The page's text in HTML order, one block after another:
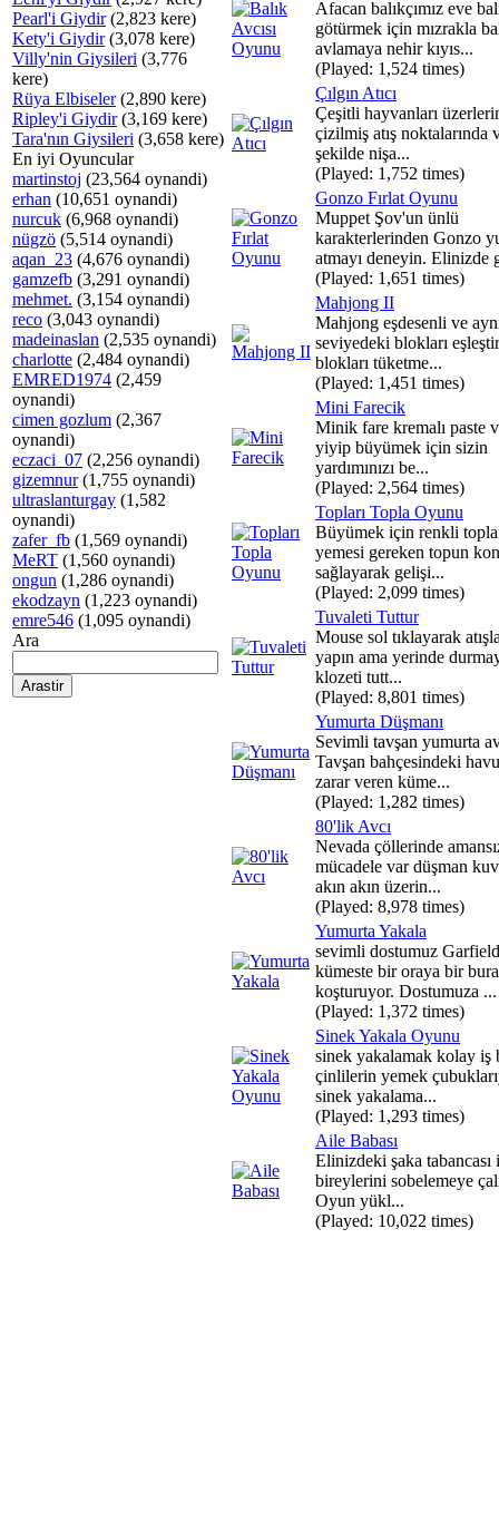
Pearl'i Giydir(2,823 kere)
Kety'i Giydir(3,078 kere)
Villy'nin Giysileri (3,776
kere)
Rüya Elbiseler(2,890 kere)
Ripley'i Giydir(3,169 kere)
Tara'nın Giysileri (3,658 kere)
En iyi Oyuncular
martinstoj (23,564 oynandi)
erhan (10,651 oynandi)
nurcuk (6,968 oynandi)
nügzö (5,514 oynandi)
aqan_23 (4,676 oynandi)
gamzefb (3,291 oynandi)
mehmet. (3,154 oynandi)
reco (3,043 oynandi)
madeinaslan (2,535 oynandi)
charlotte (2,484 oynandi)
EMRED1974 (2,459
oynandi)
cimen gozlum (2,367
oynandi)
eczaci_07 (2,256 oynandi)
gizemnur(1,755 oynandi)
ultraslanturgay (1,582
oynandi)
zafer_fb (1,569 oynandi)
MeRT (1,560 oynandi)
ongun (1,286 oynandi)
ekodzayn (1,223 oynandi)
emre546 (1,095 oynandi)
Ara
Afacan balıkçımız eve
götürmek için mızrakla
avlamaya nehir kıyıs...
(Played: 1,524 times)
Çılgın Atıcı
Çeşitli hayvanları
çizilmiş atış noktalarında
şekilde nişa...
(Played: 1,752 times)
Gonzo Fırlat Oyunu
Muppet Şov'un ünlü
karakterlerinden Gonzo
atmayı deneyin. Elinizde
(Played: 1,651 times)
Mahjong II
Mahjong eşdesenli ve
seviyedeki blokları
blokları tüketme...
(Played: 1,451 times)
Mini Farecik
Minik fare kremalı paste
yiyip büyümek için sizin
yardımınızı be...
(Played: 2,564 times)
Topları Topla Oyunu
Büyümek için renkli
yemesi gereken topun
sağlayarak gelişi...
(Played: 2,099 times)
Tuvaleti Tuttur
Mouse sol tıklayarak
yapın ama yerinde
klozeti tutt...
(Played: 8,801 times)
Yumurta Düşmanı
Sevimli tavşan yumurta
Tavşan bahçesindeki
zarar veren küme...
(Played: 1,282 times)
80'lik Avcı
Nevada çöllerinde
mücadele var düşman
akın akın üzerin...
(Played: 8,978 times)
Yumurta Yakala
sevimli dostumuz Garfield
kümeste bir oraya bir
koşturuyor. Dostumuza ...
(Played: 1,372 times)
Sinek Yakala Oyunu
sinek yakalamak kolay iş
çinlilerin yemek
sinek yakalama...
(Played: 1,293 times)
Aile Babası
Elinizdeki şaka tabancası
bireylerini sobelemeye
Oyun yükl...
(Played: 10,022 times)